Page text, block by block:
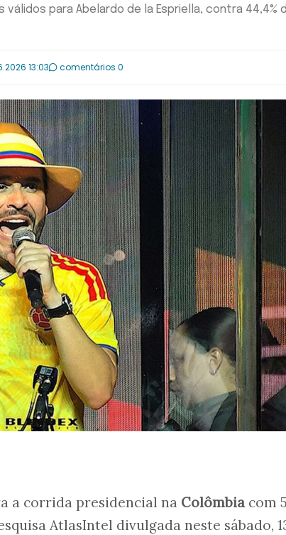
para Abelardo de la Espriella, contra 44,4%
13:03 comentários 0
a corrida presidencial na Colômbia com
AtlasIntel divulgada neste sábado,